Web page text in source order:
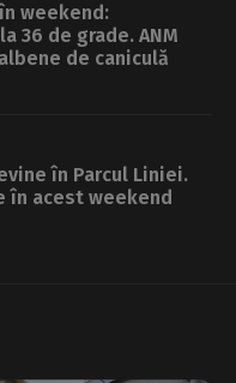
weekend:
36 de grade. ANM
de caniculă
în Parcul Liniei.
în acest weekend